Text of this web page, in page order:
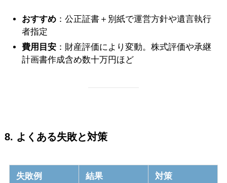
おすすめ ：公正証書＋別紙で運営方針や遺言執行
者指定
費用目安 ：財産評価により変動。株式評価や承継
計画書作成含め数十万円ほど
8. よくある失敗と対策
失敗例 結果 対策